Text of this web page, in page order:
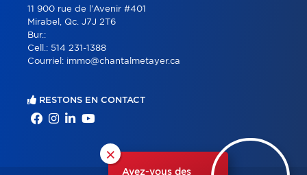
×
Avez-vous des
11 900 rue de l'Avenir #401
Mirabel, Qc. J7J 2T6
Bur.:
Cell.: 514 231-1388
Courriel: immo@chantalmetayer.ca
RESTONS EN CONTACT